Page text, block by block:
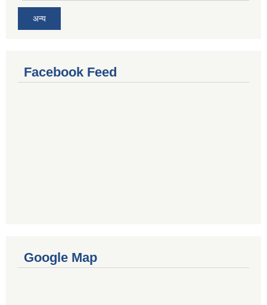
अन्य
Facebook Feed
Google Map